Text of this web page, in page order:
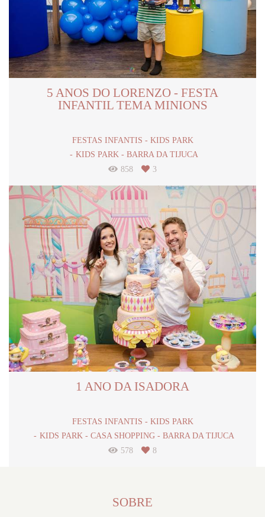
5 ANOS DO LORENZO - FESTA
INFANTIL TEMA MINIONS
FESTAS INFANTIS - KIDS PARK
KIDS PARK - BARRA DA TIJUCA
858
3
1 ANO DA ISADORA
FESTAS INFANTIS - KIDS PARK
KIDS PARK - CASA SHOPPING - BARRA DA TIJUCA
578
8
SOBRE